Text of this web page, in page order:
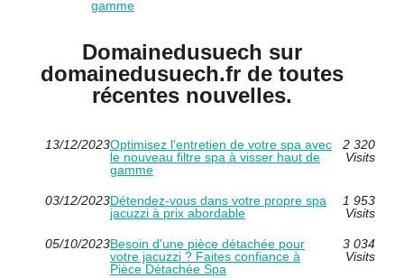
gamme
Domainedusuech sur
domainedusuech.fr de toutes
récentes nouvelles.
13/12/2023Optimisez l'entretien de votre spa avec
le nouveau filtre spa à visser haut de
gamme
2 320
Visits
03/12/2023Détendez-vous dans votre propre spa
jacuzzi à prix abordable
1 953
Visits
05/10/2023Besoin d'une pièce détachée pour
votre jacuzzi ? Faites confiance à
Pièce Détachée Spa
3 034
Visits